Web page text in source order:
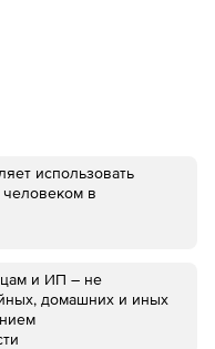
использовать
в
и ИП – не
домашних и иных